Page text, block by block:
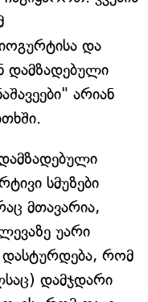
და
დამზადებული
არიან
სმუზები
მთავარია,
უარი
დასტურდება, რომ
დამჯდარი